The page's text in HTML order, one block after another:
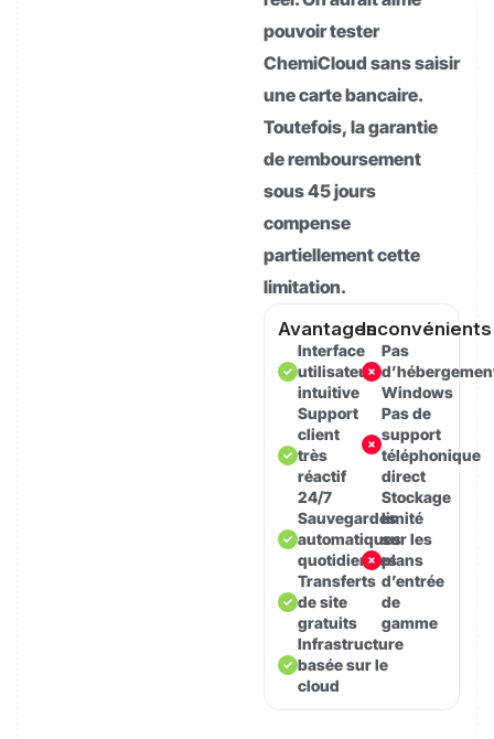
pouvoir tester
ChemiCloud sans saisir
une carte bancaire.
Toutefois, la garantie
de remboursement
sous 45 jours
compense
partiellement cette
limitation.
Avantages
Interface
utilisateur
intuitive
Support
client
très
réactif
24/7
Sauvegardes
automatiques
quotidiennes
Transferts
de site
gratuits
Infrastructure
basée sur le
cloud
Inconvénients
Pas
Windows
Pas de
support
téléphonique
direct
Stockage
limité
sur les
plans
d’entrée
de
gamme